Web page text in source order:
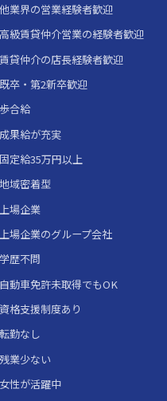
他業界の営業経験者歓迎
高級賃貸仲介営業の経験者歓迎
賃貸仲介の店長経験者歓迎
既卒・第2新卒歓迎
歩合給
成果給が充実
固定給35万円以上
地域密着型
上場企業
上場企業のグループ会社
学歴不問
自動車免許未取得でもOK
資格支援制度あり
転勤なし
残業少ない
女性が活躍中